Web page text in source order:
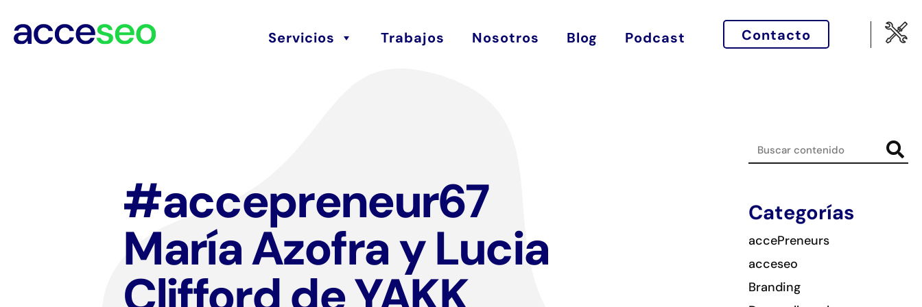
Servicios Trabajos Nosotros Blog Podcast Contacto
#accepreneur67
María Azofra y Lucia
Categorías
accePreneurs
acceseo
Branding